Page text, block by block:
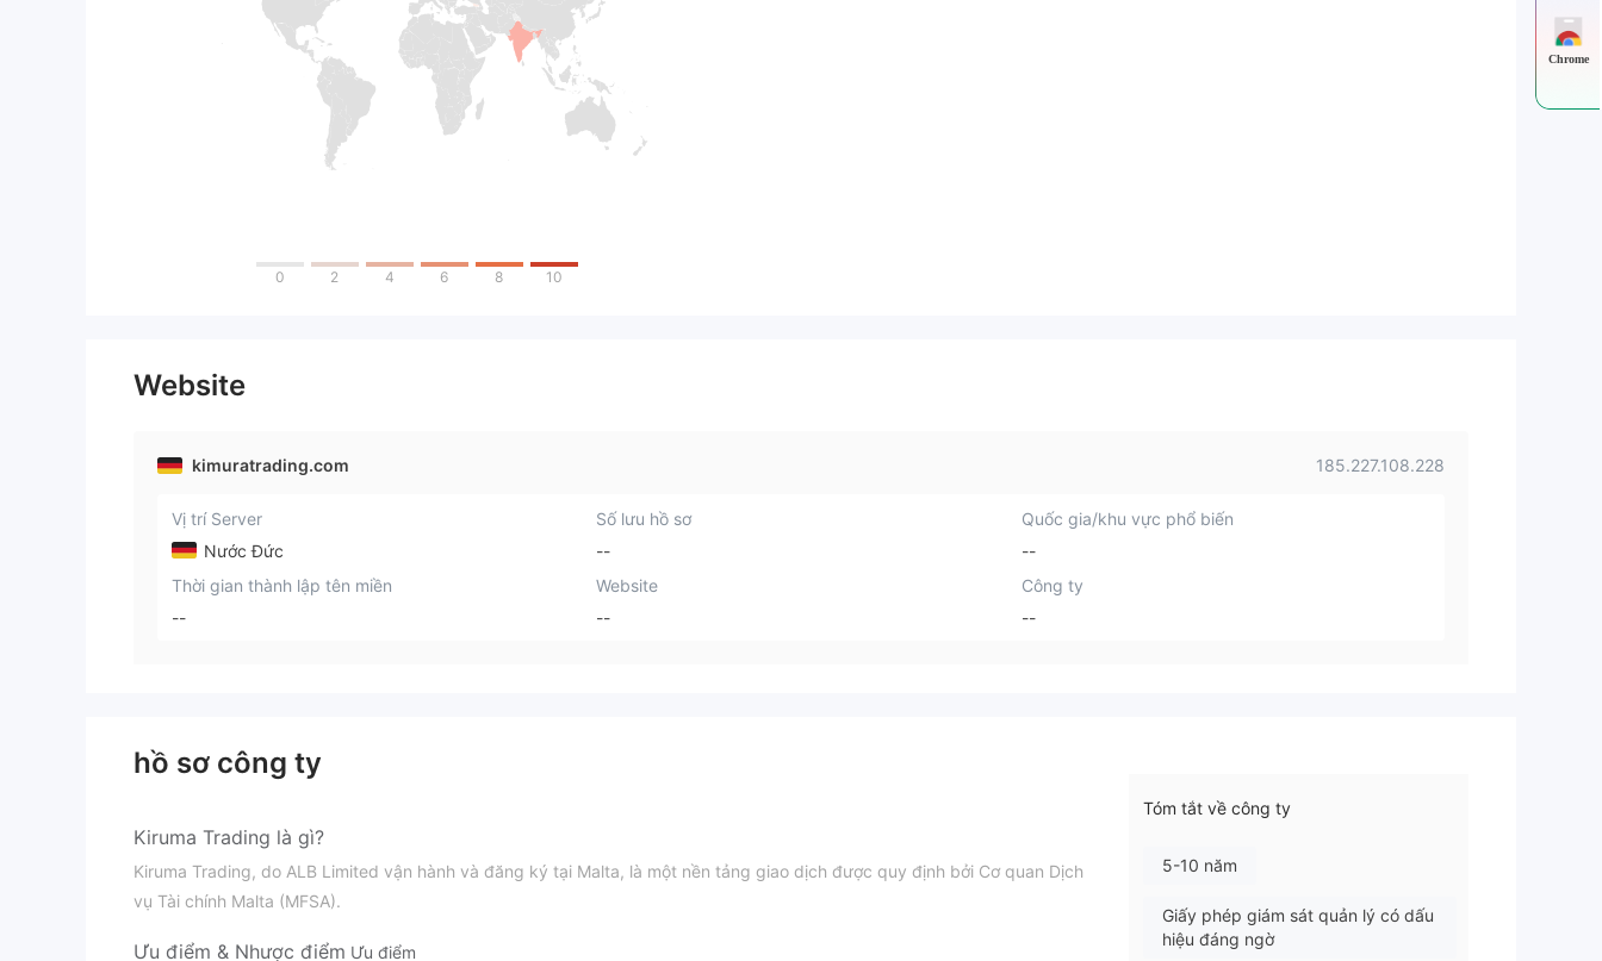
0 2 4 6 8 10
Website
kimuratrading.com 185.227.108.228
Vị trí Server
Nước Đức
Số lưu hồ sơ
--
Quốc gia/khu vực phổ biến
--
Thời gian thành lập tên miền
--
Website
--
Công ty
--
hồ sơ công ty
Kiruma Trading là gì?
Kiruma Trading, do ALB Limited vận hành và đăng ký tại Malta, là một nền tảng giao dịch được quy định bởi Cơ quan Dịch
vụ Tài chính Malta (MFSA).
Ưu điểm & Nhược điểm Ưu điểm
Tóm tắt về công ty
5-10 năm
Giấy phép giám sát quản lý có dấu
hiệu đáng ngờ
Chrome